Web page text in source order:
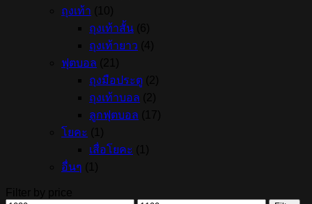
ถุงเท้า
ถุงเท้าสั้น
ถุงเท้ายาว
ฟุตบอล
ถุงมือประตู
ถุงเท้าบอล
ลูกฟุตบอล
โยคะ
เสื่อโยคะ
อื่นๆ